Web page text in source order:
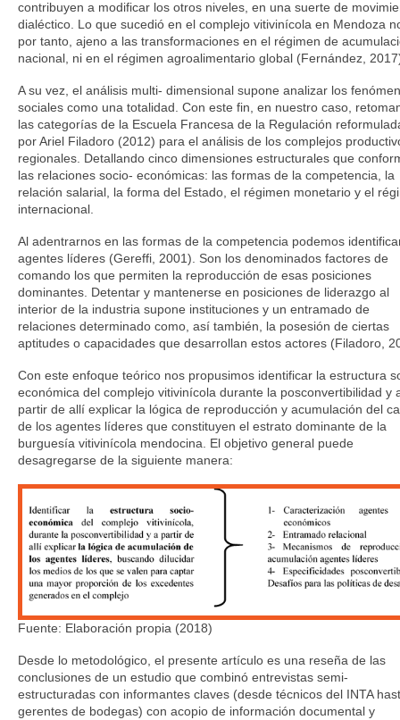
contribuyen a modificar los otros niveles, en una suerte de
dialéctico. Lo que sucedió en el complejo vitivinícola en Mendoza
por tanto, ajeno a las transformaciones en el régimen de
nacional, ni en el régimen agroalimentario global (Fernández,
A su vez, el análisis multi- dimensional supone analizar los
sociales como una totalidad. Con este fin, en nuestro caso,
las categorías de la Escuela Francesa de la Regulación
por Ariel Filadoro (2012) para el análisis de los complejos
regionales. Detallando cinco dimensiones estructurales que
las relaciones socio- económicas: las formas de la competencia, la
relación salarial, la forma del Estado, el régimen monetario y el
internacional.
Al adentrarnos en las formas de la competencia podemos
agentes líderes (Gereffi, 2001). Son los denominados factores de
comando los que permiten la reproducción de esas posiciones
dominantes. Detentar y mantenerse en posiciones de liderazgo al
interior de la industria supone instituciones y un entramado de
relaciones determinado como, así también, la posesión de ciertas
aptitudes o capacidades que desarrollan estos actores (Filadoro,
Con este enfoque teórico nos propusimos identificar la estructura
económica del complejo vitivinícola durante la posconvertibilidad y
partir de allí explicar la lógica de reproducción y acumulación del
de los agentes líderes que constituyen el estrato dominante de la
burguesía vitivinícola mendocina. El objetivo general puede
desagregarse de la siguiente manera:
Fuente: Elaboración propia (2018)
Desde lo metodológico, el presente artículo es una reseña de las
conclusiones de un estudio que combinó entrevistas semi-
estructuradas con informantes claves (desde técnicos del INTA
gerentes de bodegas) con acopio de información documental y